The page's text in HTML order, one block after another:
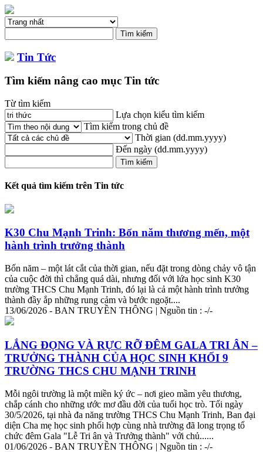
Tin Tức
Tìm kiếm nâng cao mục Tin tức
Từ tìm kiếm
Lựa chọn kiểu tìm kiếm
Tìm kiếm trong chủ đề
Thời gian (dd.mm.yyyy)
Đến ngày (dd.mm.yyyy)
Kết quả tìm kiếm trên Tin tức
K30 Chu Mạnh Trinh: Bốn năm thương mến, một
hành trình trưởng thành
Bốn năm – một lát cắt của thời gian, nếu đặt trong dòng chảy vô tận
của cuộc đời thì chẳng quá dài, nhưng đối với lứa học sinh K30
trường THCS Chu Mạnh Trinh, đó lại là cả một hành trình trưởng
thành đầy ắp những rung cảm và bước ngoặt....
13/06/2026 - BAN TRUYỀN THÔNG | Nguồn tin : -/-
LẮNG ĐỌNG VÀ RỰC RỠ ĐÊM GALA TRI ÂN –
TRƯỞNG THÀNH CỦA HỌC SINH KHỐI 9
TRƯỜNG THCS CHU MẠNH TRINH
Mỗi ngôi trường là một miền ký ức – nơi gieo mầm yêu thương,
chắp cánh cho những ước mơ đầu đời của tuổi học trò. Tối ngày
30/5/2026, tại nhà đa năng trường THCS Chu Mạnh Trinh, Ban đại
diện Cha mẹ học sinh phối hợp cùng nhà trường đã long trọng tổ
chức đêm Gala "Lễ Tri ân và Trưởng thành" với chủ......
01/06/2026 - BAN TRUYỀN THÔNG | Nguồn tin : -/-